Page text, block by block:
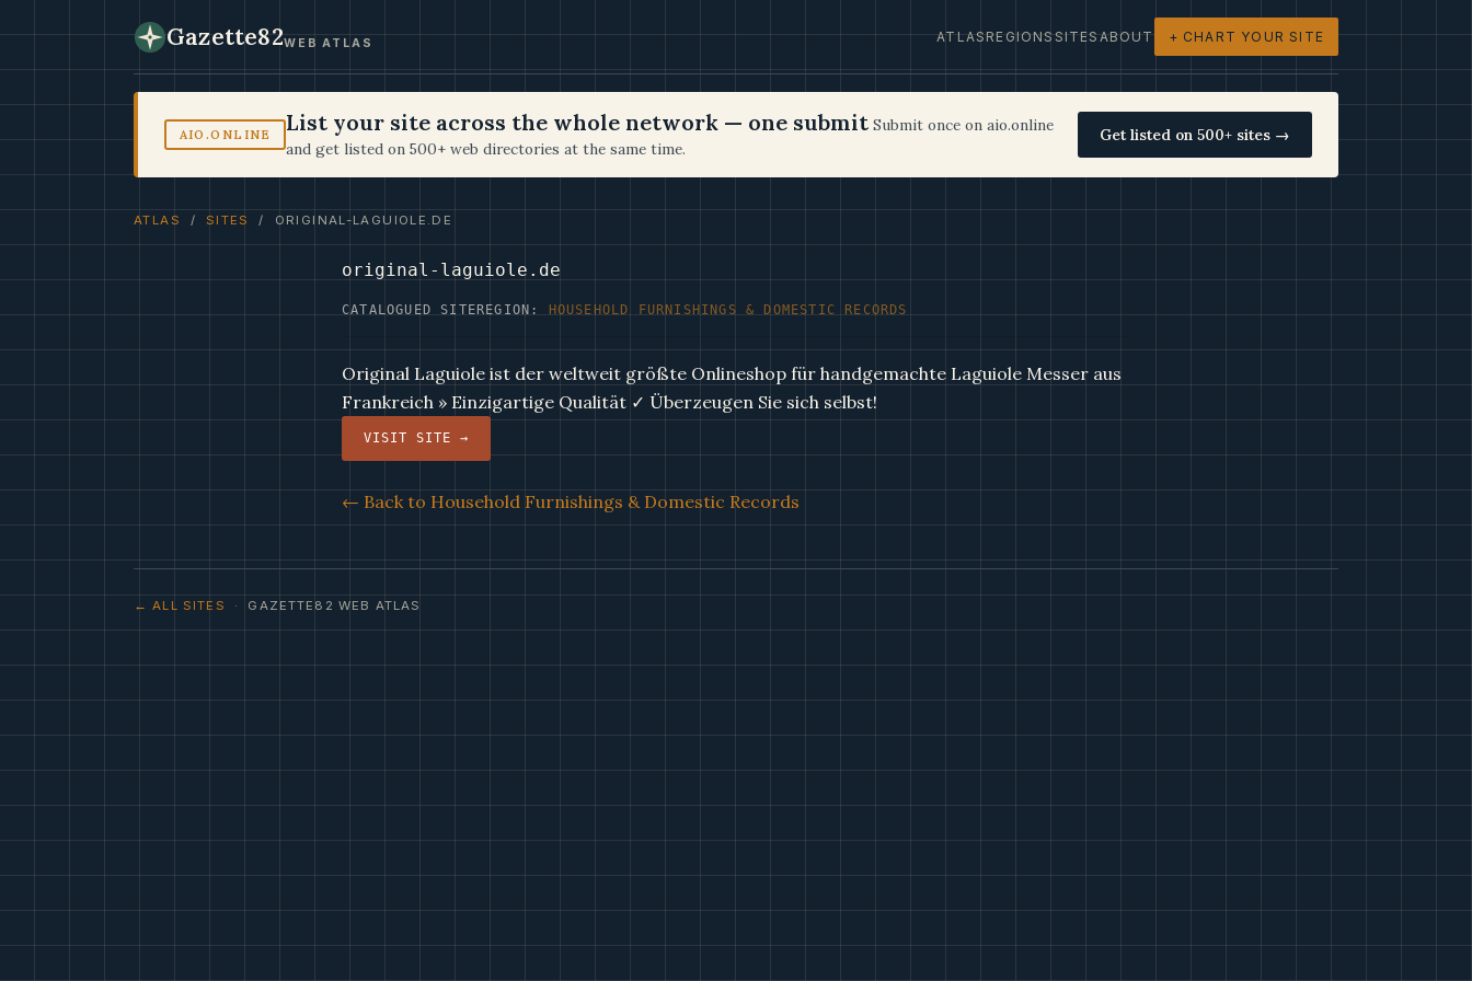
Gazette82WEB ATLAS ATLASREGIONSSITESABOUT + CHART YOUR SITE
AIO.ONLINE List your site across the whole network — one submit Submit once on aio.online
and get listed on 500+ web directories at the same time.
Get listed on 500+ sites →
ATLAS / SITES / ORIGINAL-LAGUIOLE.DE
original-laguiole.de
CATALOGUED SITE REGION: HOUSEHOLD FURNISHINGS & DOMESTIC RECORDS
Original Laguiole ist der weltweit größte Onlineshop für handgemachte Laguiole Messer aus
Frankreich » Einzigartige Qualität ✓ Überzeugen Sie sich selbst!
VISIT SITE →
← Back to Household Furnishings & Domestic Records
← ALL SITES · GAZETTE82 WEB ATLAS